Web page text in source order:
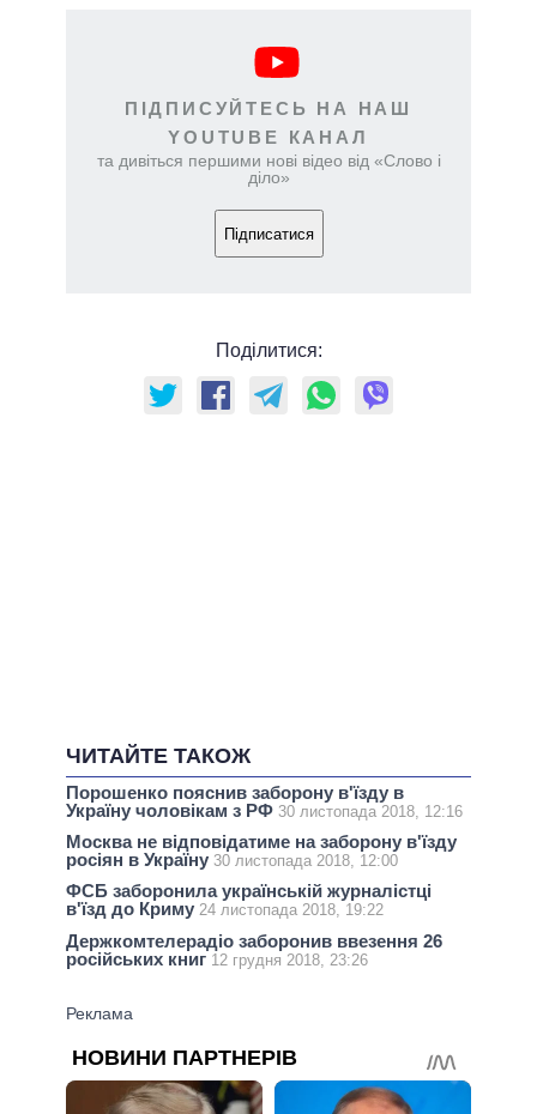
ПІДПИСУЙТЕСЬ НА НАШ
YOUTUBE КАНАЛ
та дивіться першими нові відео від «Слово і
діло»
Підписатися
Поділитися:
ЧИТАЙТЕ ТАКОЖ
Порошенко пояснив заборону в'їзду в
Україну чоловікам з РФ 30 листопада 2018, 12:16
Москва не відповідатиме на заборону в'їзду
росіян в Україну 30 листопада 2018, 12:00
ФСБ заборонила українській журналістці
в'їзд до Криму 24 листопада 2018, 19:22
Держкомтелерадіо заборонив ввезення 26
російських книг 12 грудня 2018, 23:26